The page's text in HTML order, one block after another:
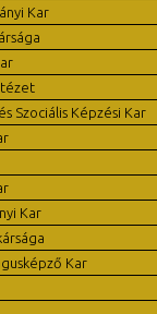
Kar
Szociális Képzési Kar
Kar
Kar